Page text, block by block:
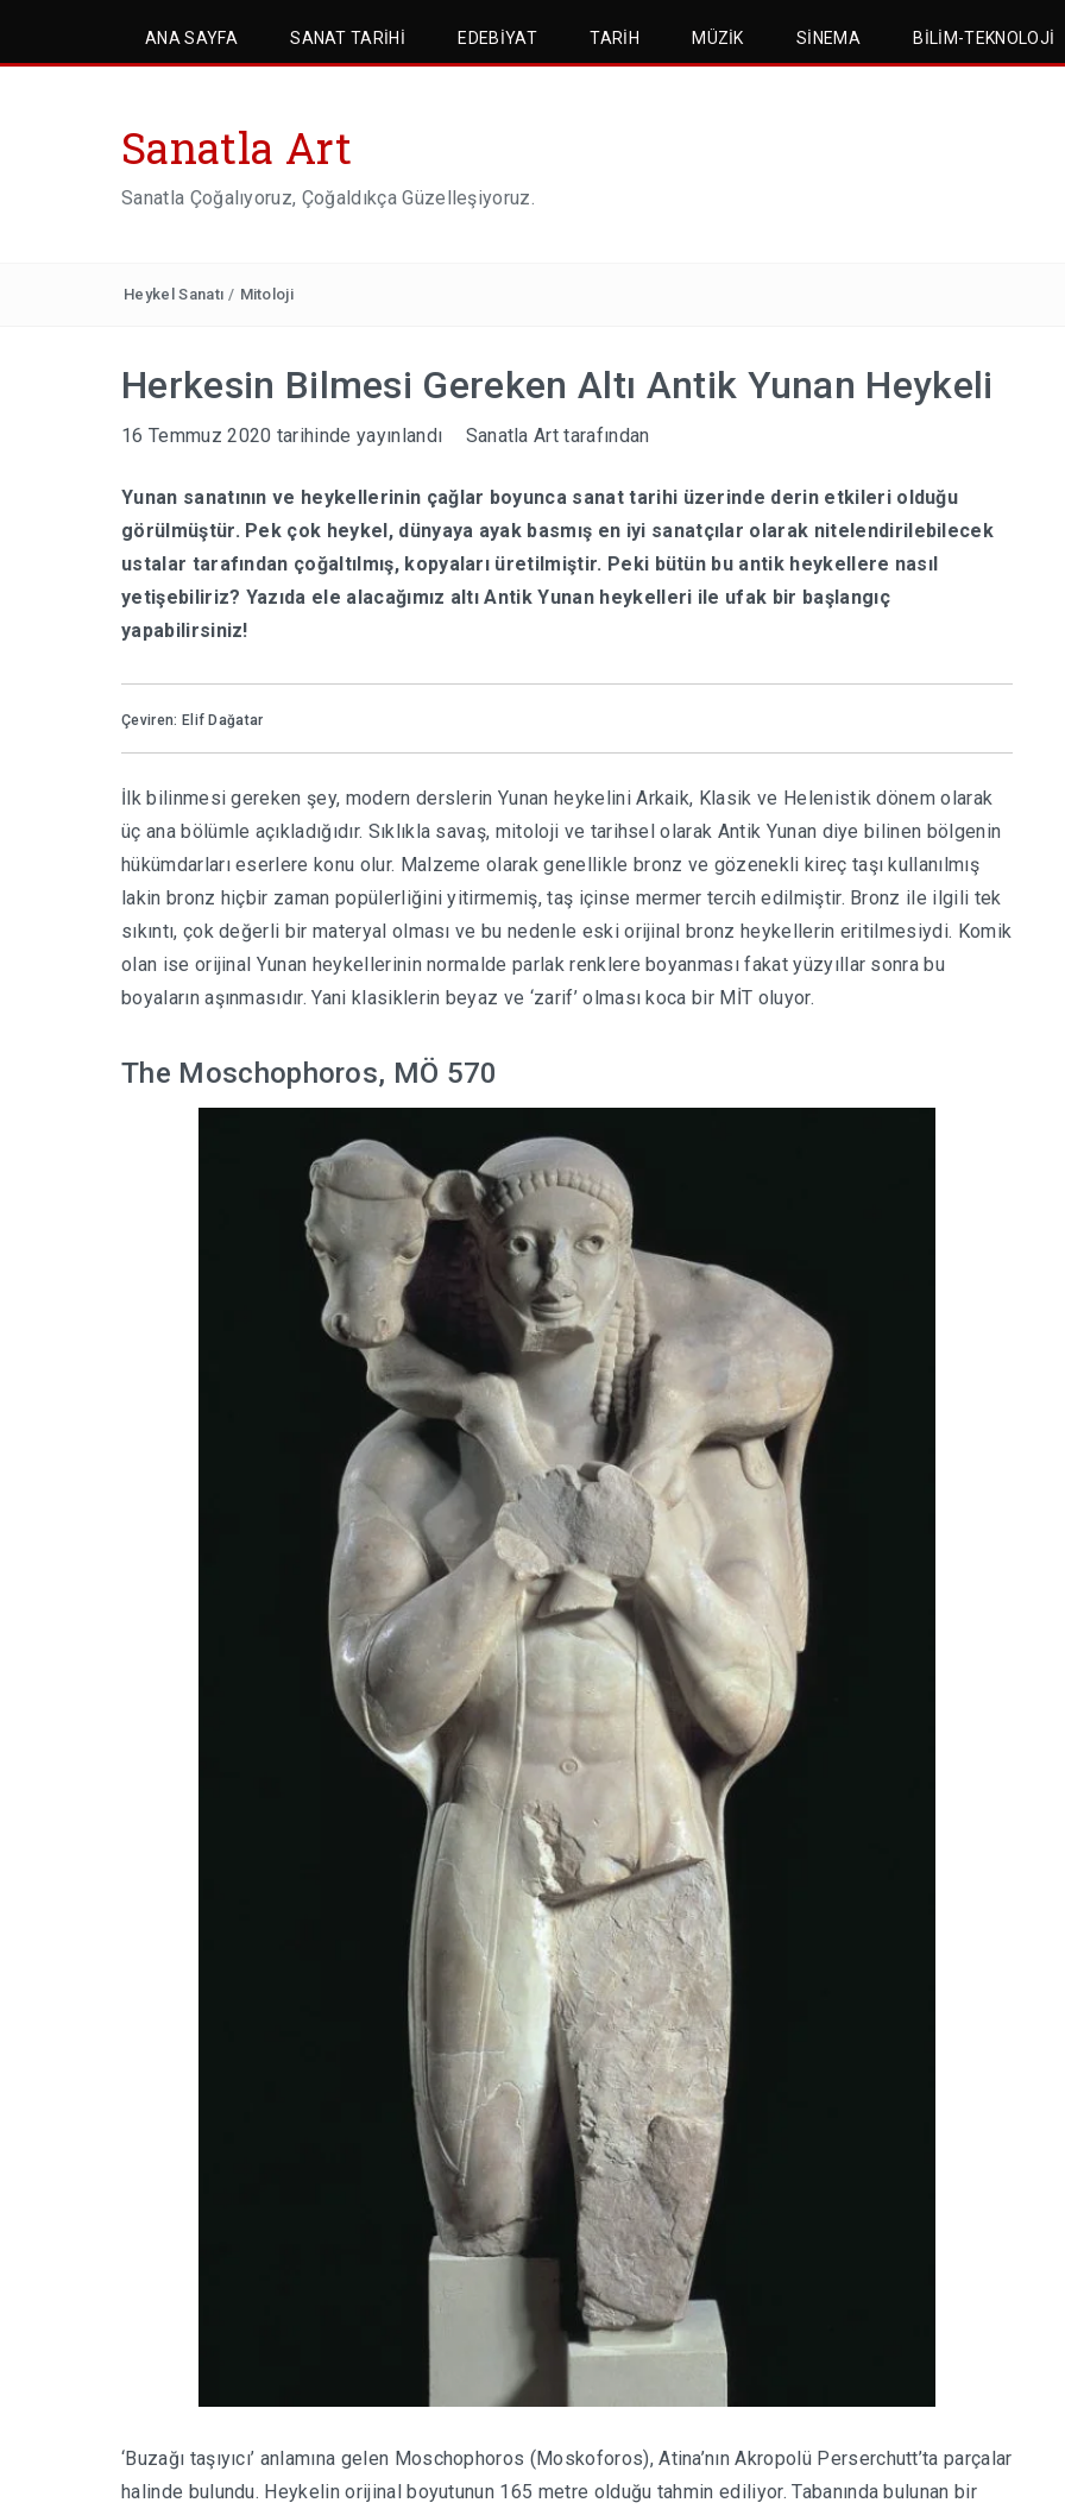
ANA SAYFA SANAT TARIHI EDEBIYAT TARIH MÜZIK SINEMA BILIM-TEKNOLOJI
Sanatla Art
Sanatla Çoğalıyoruz, Çoğaldıkça Güzelleşiyoruz.
Heykel Sanatı / Mitoloji
Herkesin Bilmesi Gereken Altı Antik Yunan Heykeli
16 Temmuz 2020 tarihinde yayınlandı Sanatla Art tarafından
Yunan sanatının ve heykellerinin çağlar boyunca sanat tarihi üzerinde derin etkileri olduğu
görülmüştür. Pek çok heykel, dünyaya ayak basmış en iyi sanatçılar olarak nitelendirilebilecek
ustalar tarafından çoğaltılmış, kopyaları üretilmiştir. Peki bütün bu antik heykellere nasıl
yetişebiliriz? Yazıda ele alacağımız altı Antik Yunan heykelleri ile ufak bir başlangıç
yapabilirsiniz!
Çeviren: Elif Dağatar
İlk bilinmesi gereken şey, modern derslerin Yunan heykelini Arkaik, Klasik ve Helenistik dönem olarak
üç ana bölümle açıkladığıdır. Sıklıkla savaş, mitoloji ve tarihsel olarak Antik Yunan diye bilinen bölgenin
hükümdarları eserlere konu olur. Malzeme olarak genellikle bronz ve gözenekli kireç taşı kullanılmış
lakin bronz hiçbir zaman popülerliğini yitirmemiş, taş içinse mermer tercih edilmiştir. Bronz ile ilgili tek
sıkıntı, çok değerli bir materyal olması ve bu nedenle eski orijinal bronz heykellerin eritilmesiydi. Komik
olan ise orijinal Yunan heykellerinin normalde parlak renklere boyanması fakat yüzyıllar sonra bu
boyaların aşınmasıdır. Yani klasiklerin beyaz ve ‘zarif’ olması koca bir MİT oluyor.
The Moschophoros, MÖ 570
‘Buzağı taşıyıcı’ anlamına gelen Moschophoros (Moskoforos), Atina’nın Akropolü Perserchutt’ta parçalar
halinde bulundu. Heykelin orijinal boyutunun 165 metre olduğu tahmin ediliyor. Tabanında bulunan bir